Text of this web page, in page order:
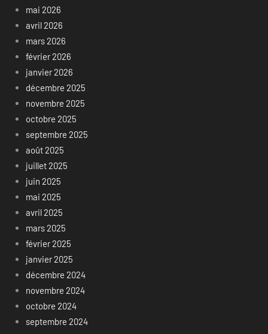
mai 2026
avril 2026
mars 2026
février 2026
janvier 2026
décembre 2025
novembre 2025
octobre 2025
septembre 2025
août 2025
juillet 2025
juin 2025
mai 2025
avril 2025
mars 2025
février 2025
janvier 2025
décembre 2024
novembre 2024
octobre 2024
septembre 2024